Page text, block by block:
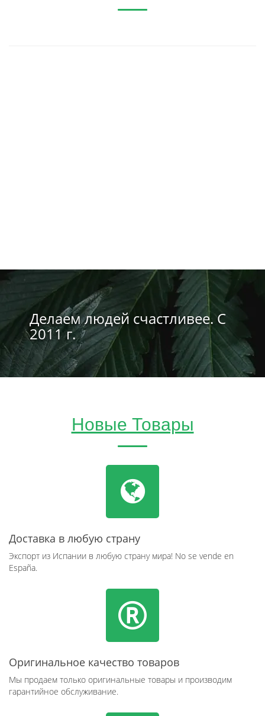
Делаем людей счастливее. С
2011 г.
Новые Товары
Доставка в любую страну
Экспорт из Испании в любую страну мира! No se vende en
España.
Оригинальное качество товаров
Мы продаем только оригинальные товары и производим
гарантийное обслуживание.